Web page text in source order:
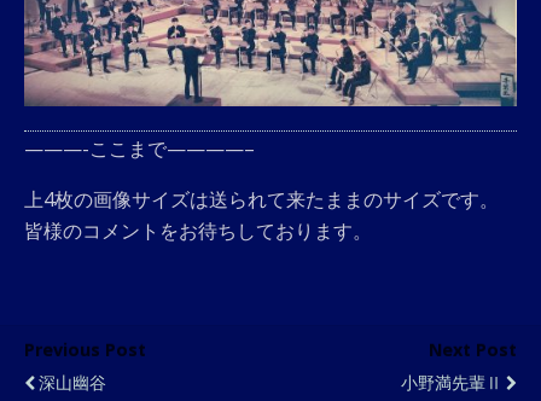
———-ここまで————–
上4枚の画像サイズは送られて来たままのサイズです。
皆様のコメントをお待ちしております。
Previous Post
深山幽谷
Next Post
小野満先輩Ⅱ